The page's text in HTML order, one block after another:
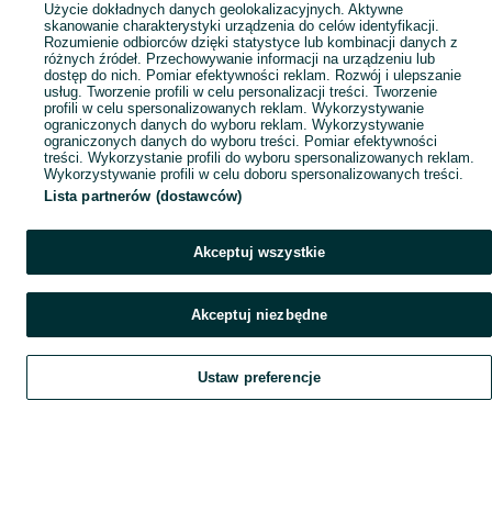
Szukaj Obserwujesz Dodaj Czat Konto
Użycie dokładnych danych geolokalizacyjnych. Aktywne
skanowanie charakterystyki urządzenia do celów identyfikacji.
Rozumienie odbiorców dzięki statystyce lub kombinacji danych z
różnych źródeł. Przechowywanie informacji na urządzeniu lub
dostęp do nich. Pomiar efektywności reklam. Rozwój i ulepszanie
usług. Tworzenie profili w celu personalizacji treści. Tworzenie
profili w celu spersonalizowanych reklam. Wykorzystywanie
ograniczonych danych do wyboru reklam. Wykorzystywanie
ograniczonych danych do wyboru treści. Pomiar efektywności
treści. Wykorzystanie profili do wyboru spersonalizowanych reklam.
Wykorzystywanie profili w celu doboru spersonalizowanych treści.
Lista partnerów (dostawców)
Akceptuj wszystkie
Akceptuj niezbędne
Ustaw preferencje